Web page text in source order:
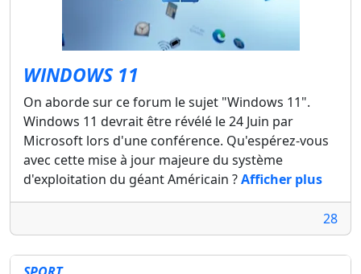
WINDOWS 11
On aborde sur ce forum le sujet "Windows 11".
Windows 11 devrait être révélé le 24 Juin par
Microsoft lors d'une conférence. Qu'espérez-vous
avec cette mise à jour majeure du système
d'exploitation du géant Américain ?Afficher plus
28